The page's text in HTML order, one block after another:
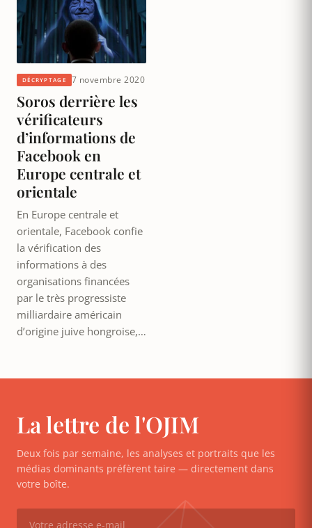
DÉCRYPTAGE 7 novembre 2020
Soros derrière les
vérificateurs
d’informations de
Facebook en
Europe centrale et
orientale
En Europe centrale et
orientale, Facebook confie
la vérification des
informations à des
organisations financées
par le très progressiste
milliardaire américain
d’origine juive hongroise,…
La lettre de l'OJIM
Deux fois par semaine, les analyses et portraits que les
médias dominants préfèrent taire — directement dans
votre boîte.